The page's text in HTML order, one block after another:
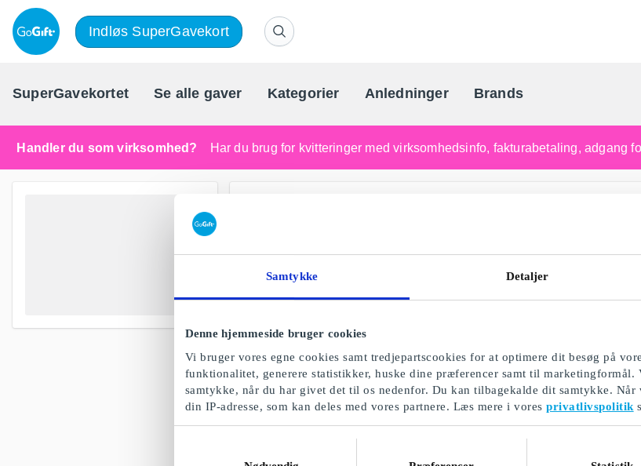
Samtykke Detaljer
Denne hjemmeside bruger cookies
Vi bruger vores egne cookies samt tredjepartscookies for at optimere dit besøg på
funktionalitet, generere statistikker, huske dine præferencer samt til
samtykke, når du har givet det til os nedenfor. Du kan tilbagekalde dit samtykke.
din IP-adresse, som kan deles med vores partnere. Læs mere i voresprivatlivspolitik
Indløs SuperGavekort
SuperGavekortet Se alle gaver Kategorier Anledninger Brands Danmarks
Handler du som virksomhed? Har du brug for kvitteringer med virksomhedsinfo, fakturabetaling, adgang